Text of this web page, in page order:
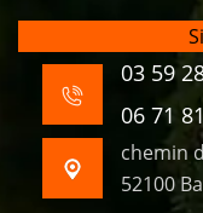
03 59
06 71
chemin
52100